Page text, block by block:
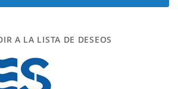
A LA LISTA DE DESEOS